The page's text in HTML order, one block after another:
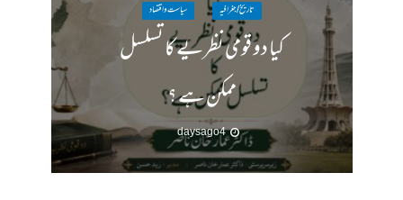
تاریخ / جغرافیہ سیاست واقتصاد
کیا دو قومی نظریے کا تسلسل
ممکن ہے ؟
4 days ago